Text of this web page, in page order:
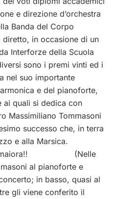
e direzione d’orchestra
Banda del Corpo
diretto, in occasione di un
Interforze della Scuola
sono i premi vinti ed i
nel suo importante
e del pianoforte,
ai quali si dedica con
Massimiliano Tommasoni
successo che, in terra
e alla Marsica.
ad maiora!! (Nelle
al pianoforte e
in basso, quasi al
gli viene conferito il